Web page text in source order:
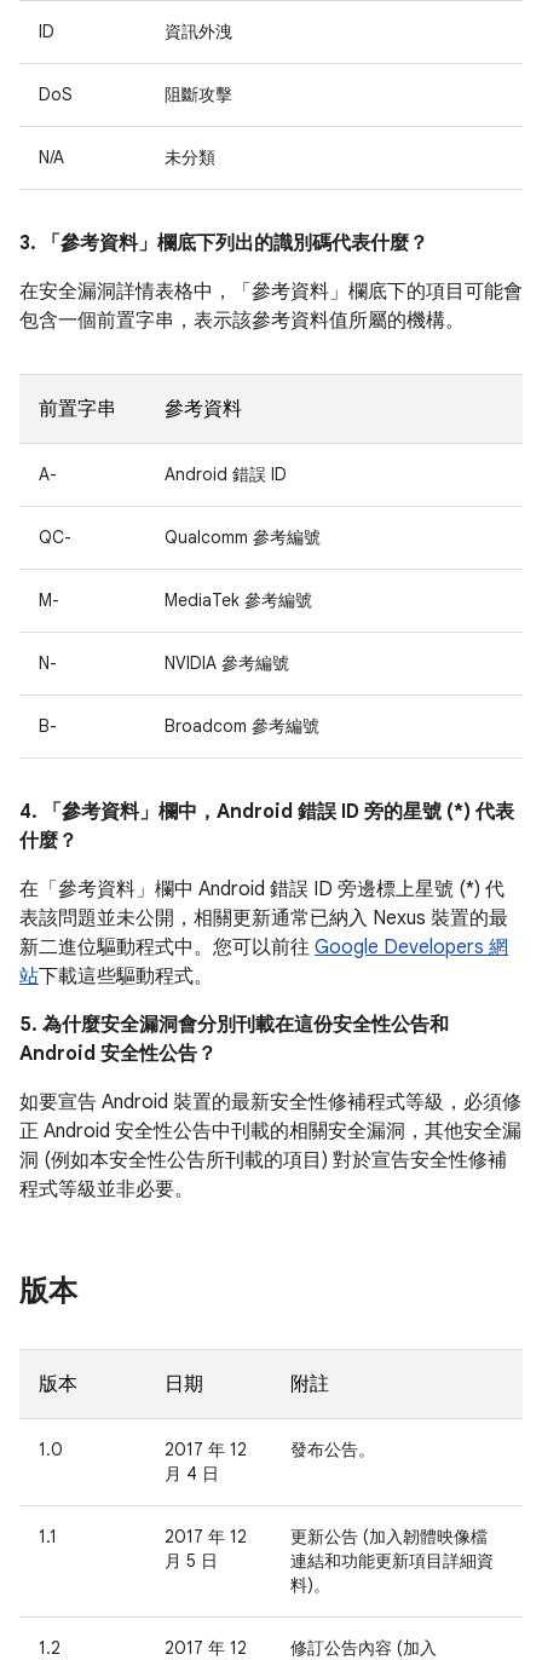
ID 資訊外洩
DoS 阻斷攻擊
N/A 未分類
3. 「參考資料」 欄底下列出的識別碼代表什麼？
在安全漏洞詳情表格中，「參考資料」 欄底下的項目可能會
包含一個前置字串，表示該參考資料值所屬的機構。
前置字串 參考資料
A- Android 錯誤 ID
QC- Qualcomm 參考編號
M- MediaTek 參考編號
N- NVIDIA 參考編號
B- Broadcom 參考編號
4. 「參考資料」 欄中，Android 錯誤 ID 旁的星號 (*) 代表
什麼？
在「參考資料」 欄中 Android 錯誤 ID 旁邊標上星號 (*) 代
表該問題並未公開，相關更新通常已納入 Nexus 裝置的最
新二進位驅動程式中。您可以前往 Google Developers 網
站下載這些驅動程式。
5. 為什麼安全漏洞會分別刊載在這份安全性公告和
Android 安全性公告？
如要宣告 Android 裝置的最新安全性修補程式等級，必須修
正 Android 安全性公告中刊載的相關安全漏洞，其他安全漏
洞 (例如本安全性公告所刊載的項目) 對於宣告安全性修補
程式等級並非必要。
版本
版本 日期 附註
1.0
2017 年 12
月 4 日
發布公告。
1.1
2017 年 12
月 5 日
更新公告 (加入韌體映像檔
連結和功能更新項目詳細資
料)。
1.2
2017 年 12
修訂公告內容 (加入